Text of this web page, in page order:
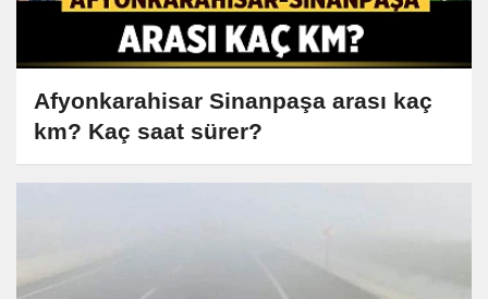
Afyonkarahisar Sinanpaşa arası kaç
km? Kaç saat sürer?